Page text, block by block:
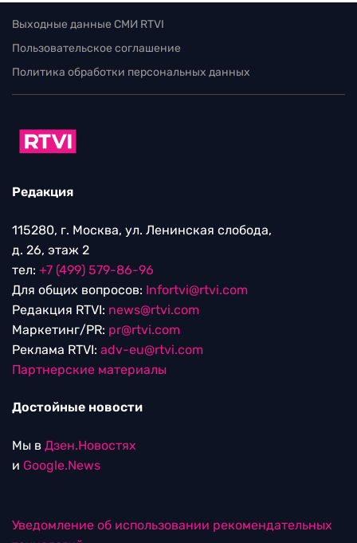
Выходные данные СМИ RTVI
Пользовательское соглашение
Политика обработки персональных данных
Редакция
115280, г. Москва, ул. Ленинская слобода,
д. 26, этаж 2
тел: +7 (499) 579-86-96
Для общих вопросов: Infortvi@rtvi.com
Редакция RTVI: news@rtvi.com
Маркетинг/PR: pr@rtvi.com
Реклама RTVI: adv-eu@rtvi.com
Партнерские материалы
Достойные новости
Мы в Дзен.Новостях
и Google.News
Уведомление об использовании рекомендательных